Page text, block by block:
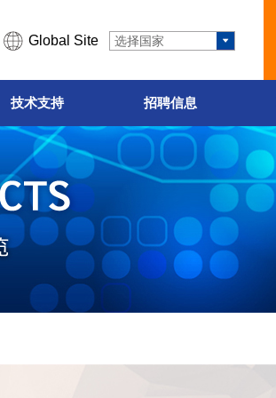
Global Site 选择国家
技术支持 招聘信息